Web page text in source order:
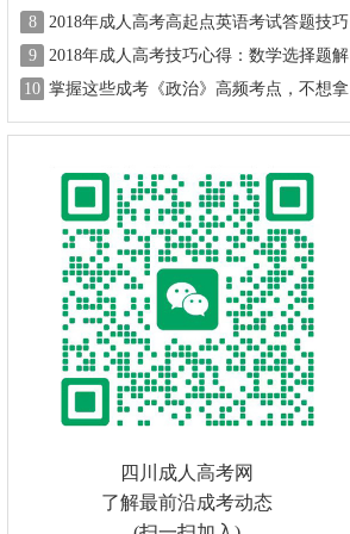
8
2018年成人高考高起点英语考试答题技巧
9
2018年成人高考技巧心得：数学选择题解
题思路
10 掌握这些成考《政治》高频考点，不想拿
四川成人高考网
了解最前沿成考动态